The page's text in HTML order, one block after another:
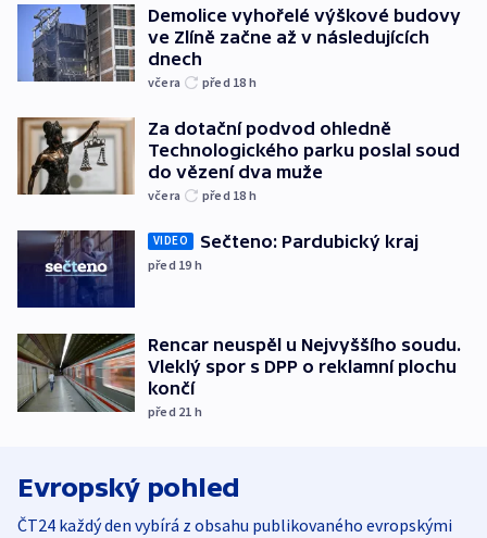
Demolice vyhořelé výškové budovy
ve Zlíně začne až v následujících
dnech
včera před 18 h
Za dotační podvod ohledně
Technologického parku poslal soud
do vězení dva muže
včera před 18 h
VIDEO Sečteno: Pardubický kraj
před 19 h
Rencar neuspěl u Nejvyššího soudu.
Vleklý spor s DPP o reklamní plochu
končí
před 21 h
Evropský pohled
ČT24 každý den vybírá z obsahu publikovaného evropskými